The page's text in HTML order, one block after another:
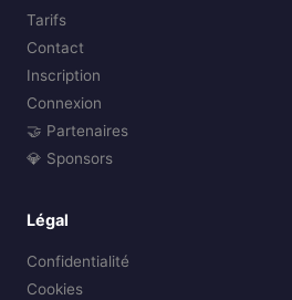
Tarifs
Contact
Inscription
Connexion
🤝 Partenaires
💎 Sponsors
Légal
Confidentialité
Cookies